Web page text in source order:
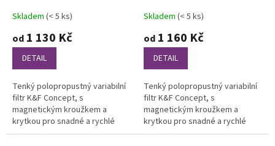
Skladem (< 5 ks)
od 1 130 Kč
DETAIL
Tenký polopropustný variabilní
filtr K&F Concept, s
magnetickým kroužkem a
krytkou pro snadné a rychlé
uchycení na objektiv, je určený
Skladem (< 5 ks)
od 1 160 Kč
DETAIL
Tenký polopropustný variabilní
filtr K&F Concept, s
magnetickým kroužkem a
krytkou pro snadné a rychlé
uchycení na objektiv, je určený